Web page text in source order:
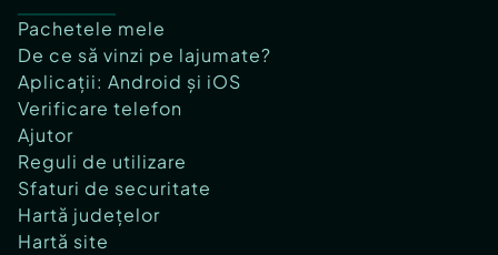
Pachetele mele
De ce să vinzi pe lajumate?
Aplicații: Android și iOS
Verificare telefon
Ajutor
Reguli de utilizare
Sfaturi de securitate
Hartă județelor
Hartă site